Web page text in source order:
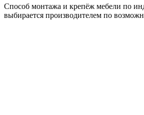
Способ монтажа и крепёж мебели по
выбирается производителем по